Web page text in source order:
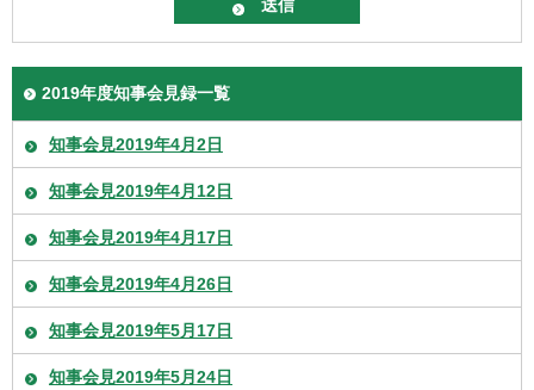
2019年度知事会見録一覧
知事会見2019年4月2日
知事会見2019年4月12日
知事会見2019年4月17日
知事会見2019年4月26日
知事会見2019年5月17日
知事会見2019年5月24日